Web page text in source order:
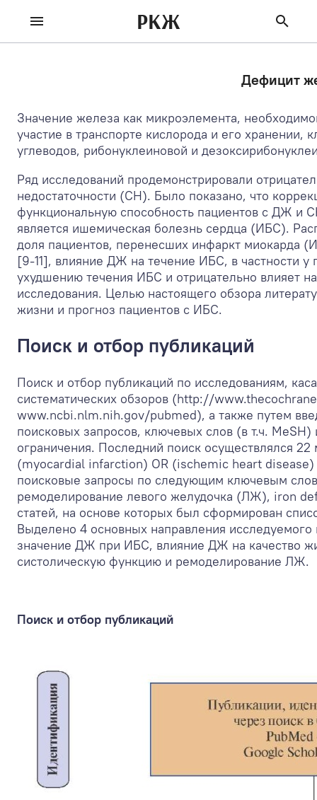
РКЖ
Дефицит
Значение железа как микроэлемента,
участие в транспорте кислорода и его
углеводов, рибонуклеиновой и
Ряд исследований продемонстрировали
недостаточности (СН). Было показано, что
функциональную способность пациентов с ДЖ и
является ишемическая болезнь сердца (ИБС).
доля пациентов, перенесших инфаркт миокарда
[9-11], влияние ДЖ на течение ИБС, в частности
ухудшению течения ИБС и отрицательно влияет
исследования. Целью настоящего обзора
жизни и прогноз пациентов с ИБС.
Поиск и отбор публикаций
Поиск и отбор публикаций по исследованиям,
систематических обзоров (http://
www.ncbi.nlm.nih.gov/pubmed), а также путем
поисковых запросов, ключевых слов (в т.ч.
ограничения. Последний поиск осуществлялся
(myocardial infarction) OR (ischemic heart
поисковые запросы по следующим ключевым
ремоделирование левого желудочка (ЛЖ), iron
статей, на основе которых был сформирован
Выделено 4 основных направления
значение ДЖ при ИБС, влияние ДЖ на качество
систолическую функцию и ремоделирование ЛЖ.
Поиск и отбор публикаций